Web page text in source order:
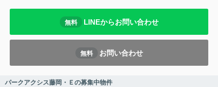
無料 LINEからお問い合わせ
無料 お問い合わせ
パークアクシス藤岡・Ｅの募集中物件